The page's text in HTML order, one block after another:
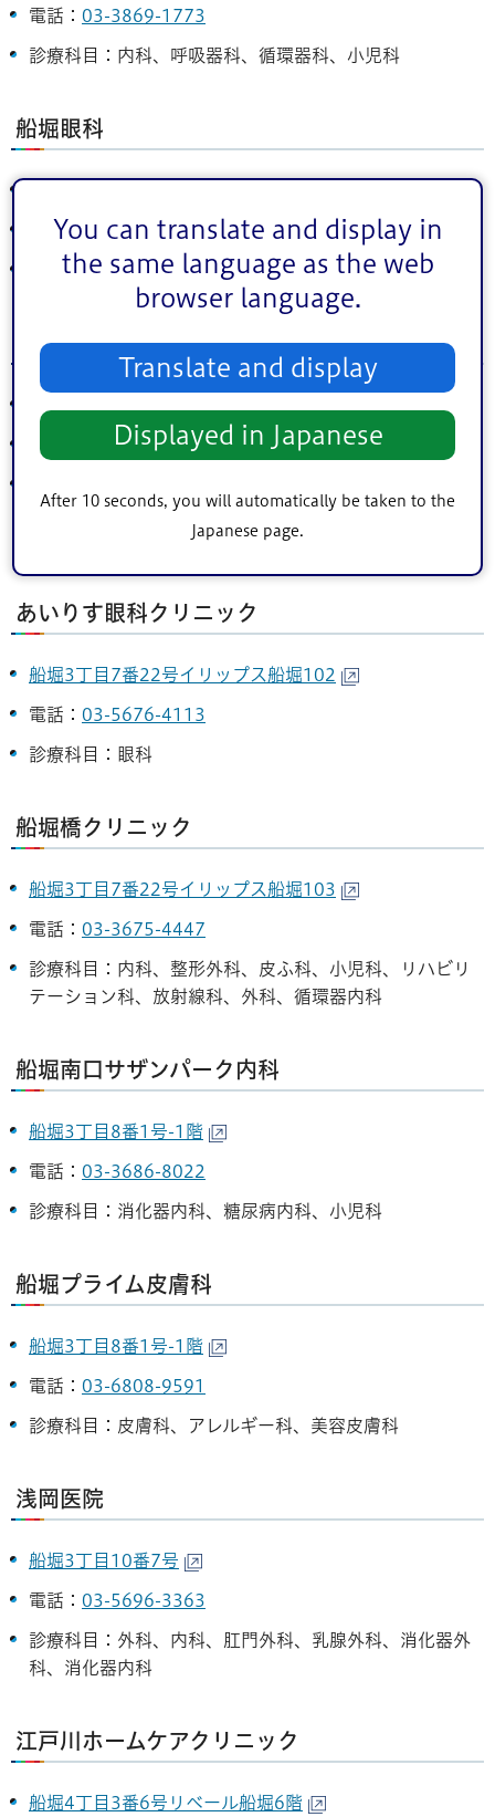
You can translate and display in
the same language as the web
browser language.
Translate and display
Displayed in Japanese
After 10 seconds, you will automatically be taken to the
Japanese page.
電話： 03-3869-1773
診療科目：内科、呼吸器科、循環器科、小児科
船堀眼科
電話：03-3877-3141
診療科目：眼科、形成外科
アンカークリニック江戸川
03-3686-2233
内視鏡内科、循環器内科、呼吸器内科、糖尿病内科、脳
あいりす眼科クリニック
船堀3丁目7番22号イリップス船堀102
電話： 03-5676-4113
診療科目：眼科
船堀橋クリニック
船堀3丁目7番22号イリップス船堀103
電話： 03-3675-4447
診療科目：内科、整形外科、皮ふ科、小児科、リハビリ
テーション科、放射線科、外科、循環器内科
船堀南口サザンパーク内科
船堀3丁目8番1号-1階
電話： 03-3686-8022
診療科目：消化器内科、糖尿病内科、小児科
船堀プライム皮膚科
船堀3丁目8番1号-1階
電話： 03-6808-9591
診療科目：皮膚科、アレルギー科、美容皮膚科
浅岡医院
船堀3丁目10番7号
電話： 03-5696-3363
診療科目：外科、内科、肛門外科、乳腺外科、消化器外
科、消化器内科
江戸川ホームケアクリニック
船堀4丁目3番6号リベール船堀6階